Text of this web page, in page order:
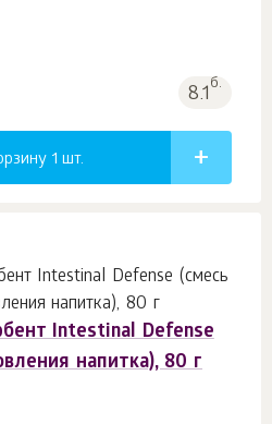
8.1б.
1 шт.
Intestinal Defense
напитка), 80 г